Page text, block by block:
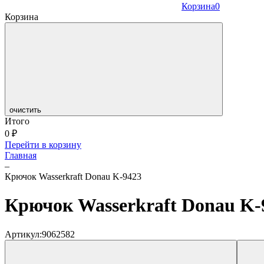
Корзина0
Корзина
очистить
Итого
0 ₽
Перейти в корзину
Главная
–
Крючок Wasserkraft Donau K-9423
Крючок Wasserkraft Donau K-
Артикул:9062582